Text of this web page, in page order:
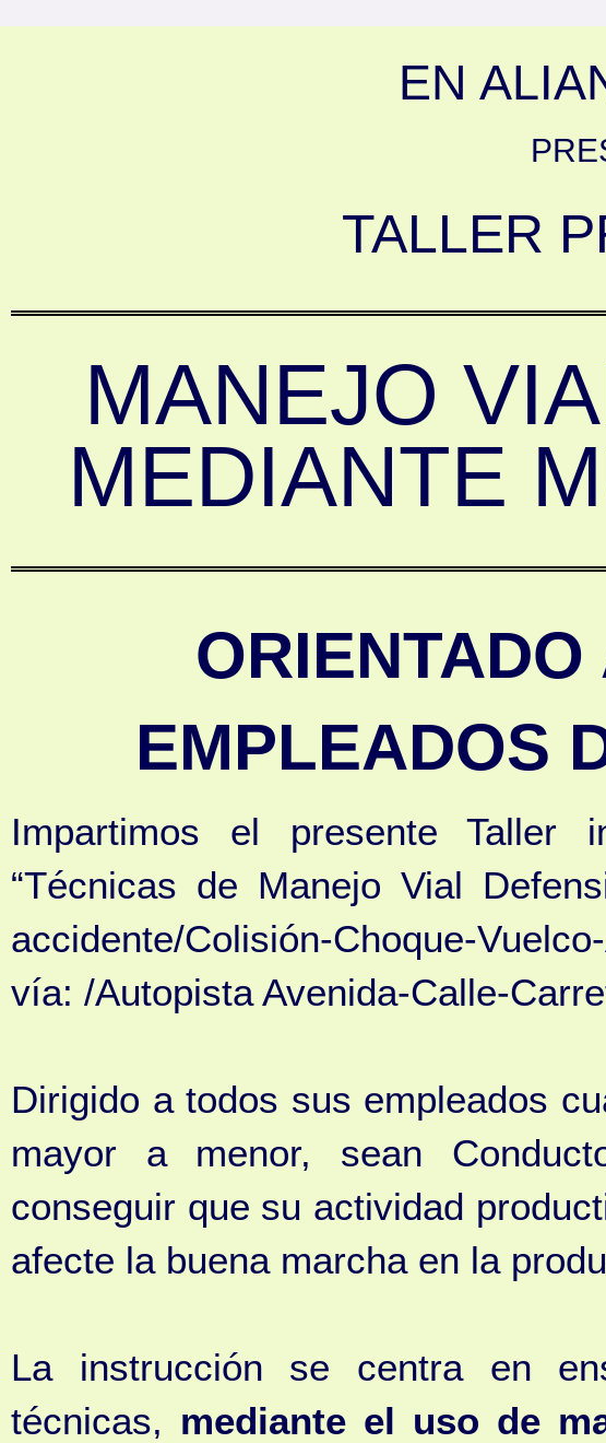
EN
TALLER
MANEJO
MEDIANTE
EMPLEADOS
Impartimos el presente Taller
“Técnicas de Manejo Vial
accidente/Colisión-Choque-
vía: /Autopista Avenida-Calle-
Dirigido a todos sus empleados
mayor a menor, sean
conseguir que su actividad
afecte la buena marcha en la
La instrucción se centra en
técnicas, mediante el uso de